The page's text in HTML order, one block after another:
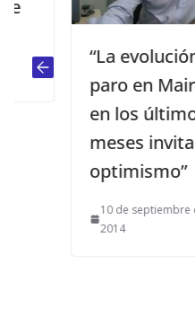
“La evolución del
paro en Mairena
en los últimos
meses invita al
optimismo”
10 de septiembre de